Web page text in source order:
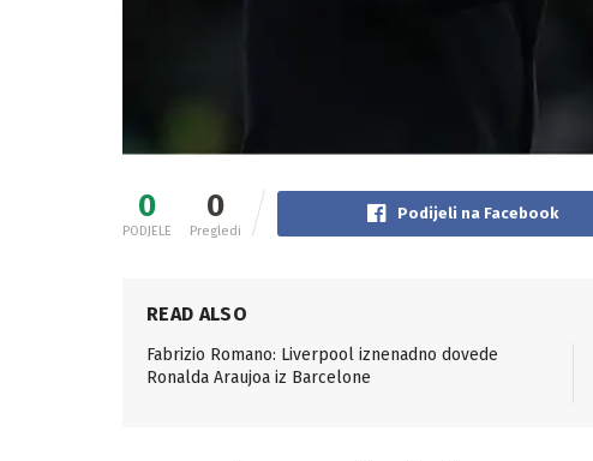
0
PODJELE
0
Pregledi
Podijeli na Facebook
READ ALSO
Fabrizio Romano: Liverpool iznenadno dovede
Ronalda Araujoa iz Barcelone